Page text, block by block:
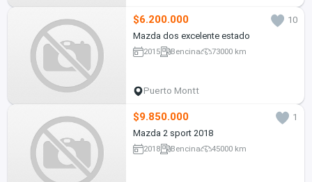
$6.200.000
10
Mazda dos excelente estado
2015 Bencina 73000 km
Puerto Montt
$9.850.000
1
Mazda 2 sport 2018
2018 Bencina 45000 km